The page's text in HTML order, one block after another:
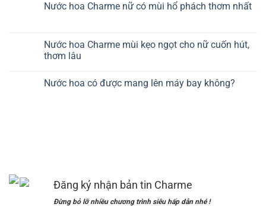
Nước hoa Charme nữ có mùi hổ phách thơm nhất
Nước hoa Charme mùi kẹo ngọt cho nữ cuốn hút,
thơm lâu
Nước hoa có được mang lên máy bay không?
Đăng ký nhận bản tin Charme
Đừng bỏ lỡ nhiều chương trình siêu hấp dẫn nhé !